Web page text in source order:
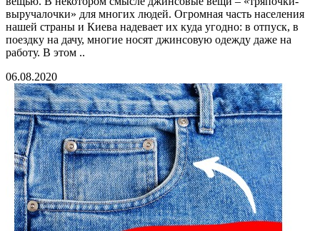
выручалочки» для многих людей. Огромная часть населения
нашей страны и Киева надевает их куда угодно: в отпуск, в
поездку на дачу, многие носят джинсовую одежду даже на
работу. В этом ..
06.08.2020